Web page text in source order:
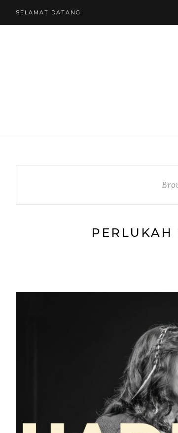
SELAMAT DATANG
PERLUKAH